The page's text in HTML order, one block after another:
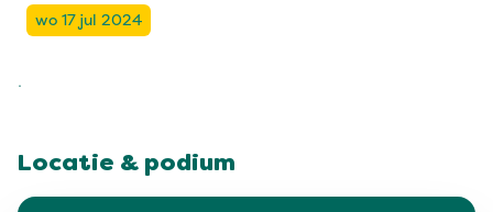
wo 17 jul 2024
.
Locatie & podium